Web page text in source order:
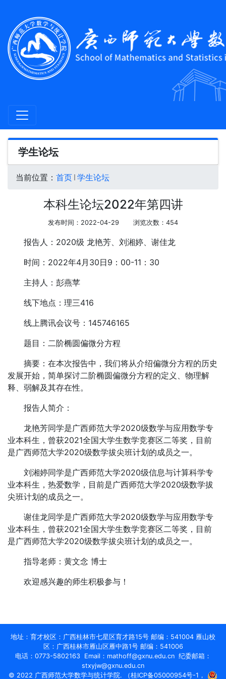
学生论坛
当前位置： 首页 学生论坛
本科生论坛2022年第四讲
发布时间：2022-04-29 浏览次数： 454
报告人：2020级 龙艳芳、刘湘婷、谢佳龙
时间：2022年4月30日9：00-11：30
主持人：彭燕苹
线下地点：理三416
线上腾讯会议号：145746165
题目：二阶椭圆偏微分方程
摘要： 在本次报告中，我们将从介绍偏微分方程的历史
发展开始，简单探讨二阶椭圆偏微分方程的定义、物理解
释、弱解及其存在性。
报告人简介：
龙艳芳同学是广西师范大学2020级数学与应用数学专
业本科生， 曾获2021全国大学生数学竞赛区二等奖，目前
是广西师范大学2020级数学拔尖班计划的成员之一。
刘湘婷同学是广西师范大学2020级信息与计算科学专
业本科生， 热爱数学，目前是广西师范大学2020级数学拔
尖班计划的成员之一。
谢佳龙同学是广西师范大学2020级数学与应用数学专
业本科生， 曾获2021全国大学生数学竞赛区二等奖，目前
是广西师范大学2020级数学拔尖班计划的成员之一。
指导老师：黄文念 博士
欢迎感兴趣的师生积极参与！
地址：育才校区：广西桂林市七星区育才路15号 邮编：541004 雁山校
区：广西桂林市雁山区雁中路1号 邮编：541006
电话：0773-5802163 Email：mathoff@gxnu.edu.cn 纪委邮箱：
stxyjw@gxnu.edu.cn
© 2022 广西师范大学数学与统计学院. （桂ICP备05000954号-1 ，